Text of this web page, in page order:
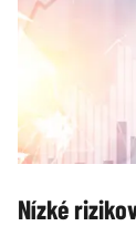
Nízké